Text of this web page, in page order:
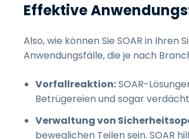
Effektive
Also, wie können Sie SOAR in
Anwendungsfälle, die je nach
Vorfallreaktion:SOAR-
Betrügereien und sogar
Verwaltung von
beweglichen Teilen sein. SOAR